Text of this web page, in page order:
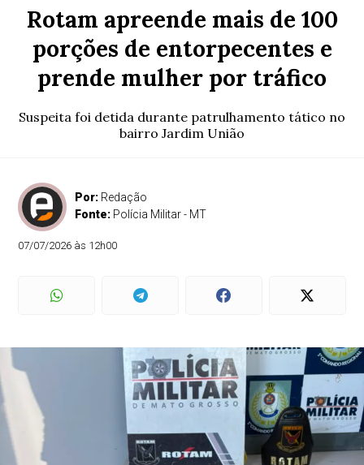
Rotam apreende mais de 100
porções de entorpecentes e
prende mulher por tráfico
Suspeita foi detida durante patrulhamento tático no
bairro Jardim União
Por: Redação
Fonte: Polícia Militar - MT
07/07/2026 às 12h00